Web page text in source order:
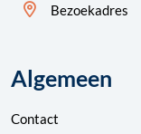
Bezoekadres
Algemeen
Contact